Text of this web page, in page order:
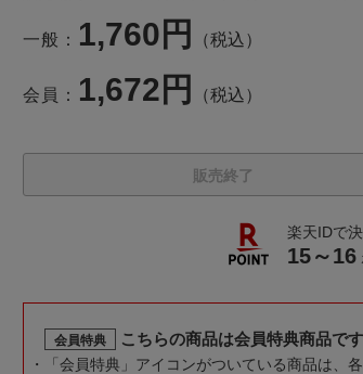
一般： 1,760円 （税込）
会員： 1,672円 （税込）
販売終了
楽天IDで
15～16
会員特典 こちらの商品は会員特典商品です
「会員特典」アイコンがついている商品は、